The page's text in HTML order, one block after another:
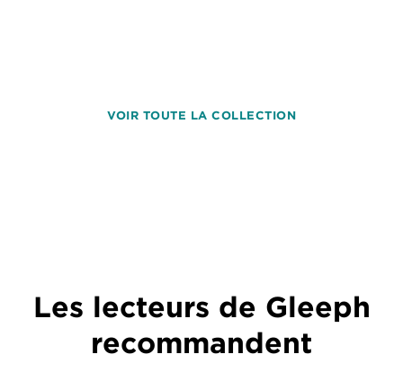
VOIR TOUTE LA COLLECTION
Les lecteurs de Gleeph
recommandent